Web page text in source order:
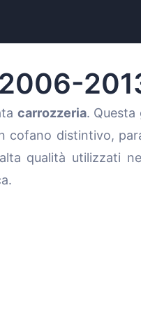
carrozzeria. Questa
cofano distintivo,
qualità utilizzati